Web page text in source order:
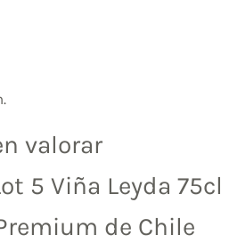
valorar
5 Viña Leyda 75cl
de Chile